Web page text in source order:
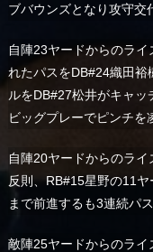
ブバウンズとなり攻守交
自陣23ヤードからのラ
れたパスをDB#24織田裕
ルをDB#27松井がキャ
ビッグプレーでピンチを
自陣20ヤードからのラ
反則、RB#15星野の11
まで前進するも3連続パ
敵陣25ヤードからのライ